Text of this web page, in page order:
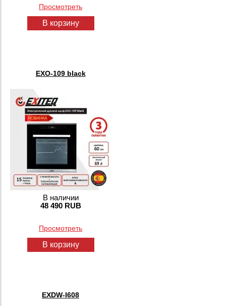
Просмотреть
В корзину
EXO-109 black
В наличии
48 490 RUB
Просмотреть
В корзину
EXDW-I608